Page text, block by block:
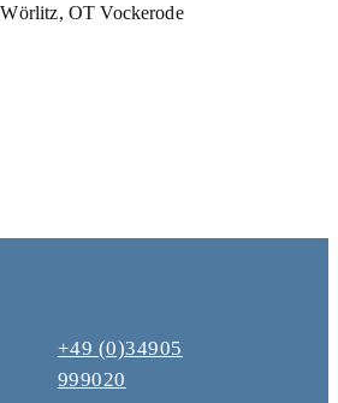
OT Vockerode
+49 (0)34905
999020